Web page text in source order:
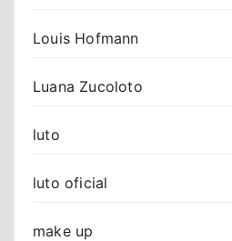
Louis Hofmann
Luana Zucoloto
luto
luto oficial
make up